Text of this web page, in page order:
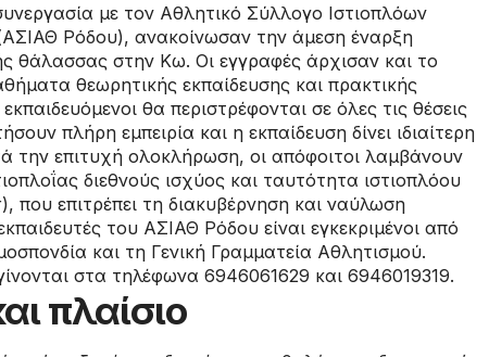
με τον Αθλητικό Σύλλογο Ιστιοπλόων
Ρόδου), ανακοίνωσαν την άμεση έναρξη
θάλασσας στην Κω. Οι εγγραφές άρχισαν και το
θεωρητικής εκπαίδευσης και πρακτικής
θα περιστρέφονται σε όλες τις θέσεις
πλήρη εμπειρία και η εκπαίδευση δίνει ιδιαίτερη
την επιτυχή ολοκλήρωση, οι απόφοιτοι λαμβάνουν
διεθνούς ισχύος και ταυτότητα ιστιοπλόου
που επιτρέπει τη διακυβέρνηση και ναύλωση
του ΑΣΙΑΘ Ρόδου είναι εγκεκριμένοι από
και τη Γενική Γραμματεία Αθλητισμού.
στα τηλέφωνα 6946061629 και 6946019319.
πλαίσιο